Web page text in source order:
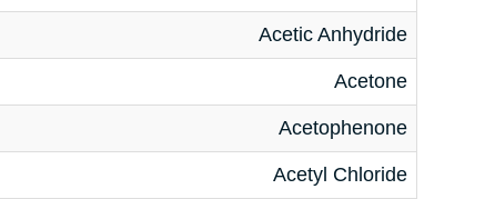
Acetic Anhydride
Acetone
Acetophenone
Acetyl Chloride